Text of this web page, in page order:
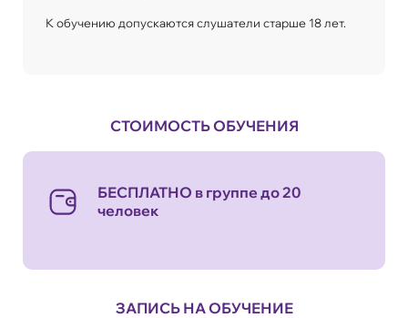
К обучению допускаются слушатели старше 18 лет.
СТОИМОСТЬ ОБУЧЕНИЯ
БЕСПЛАТНО в группе до 20
человек
ЗАПИСЬ НА ОБУЧЕНИЕ